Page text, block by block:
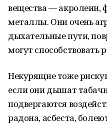
вещества — акролеин,
металлы. Они очень
дыхательные пути,
могут способствовать
Некурящие тоже
если они дышат
подвергаются
радона, асбеста,